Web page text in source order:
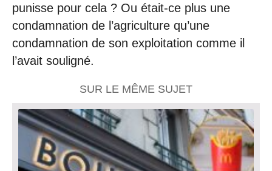
punisse pour cela ? Ou était-ce plus une
condamnation de l’agriculture qu’une
condamnation de son exploitation comme il
l’avait souligné.
SUR LE MÊME SUJET